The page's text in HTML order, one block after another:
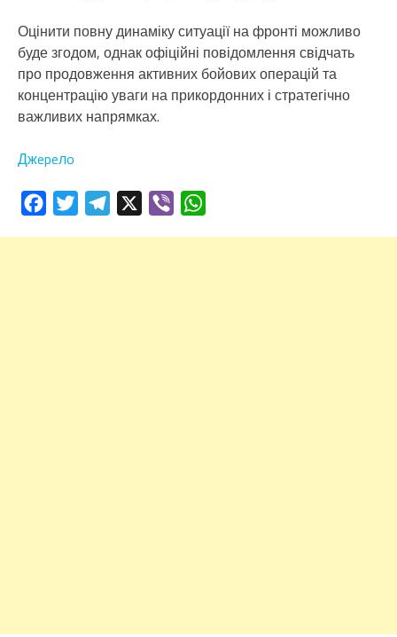
Оцінити повну динаміку ситуації на фронті можливо
буде згодом, однак офіційні повідомлення свідчать
про продовження активних бойових операцій та
концентрацію уваги на прикордонних і стратегічно
важливих напрямках.
Джepeлo
FacebookTwitterTelegram Viber